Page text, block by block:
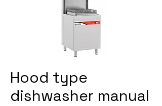
Hood type
dishwasher manual